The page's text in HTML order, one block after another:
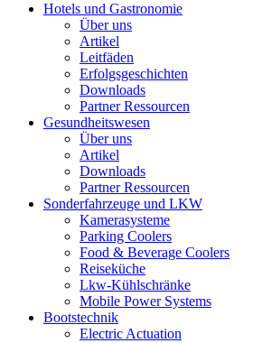
Hotels und Gastronomie
Über uns
Artikel
Leitfäden
Erfolgsgeschichten
Downloads
Partner Ressourcen
Gesundheitswesen
Über uns
Artikel
Downloads
Partner Ressourcen
Sonderfahrzeuge und LKW
Kamerasysteme
Parking Coolers
Food & Beverage Coolers
Reiseküche
Lkw-Kühlschränke
Mobile Power Systems
Bootstechnik
Electric Actuation